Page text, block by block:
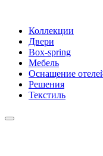
Коллекции
Двери
Box-spring
Мебель
Оснащение
Решения
Текстиль